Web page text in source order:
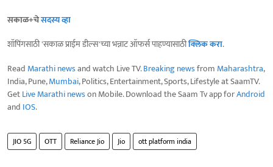
सकाळ+चेसदस्य व्हा
शॉपिंगसाठी 'सकाळ प्राईम डील्स'च्या भन्नाट ऑफर्स पाहण्यासाठीक्लिक करा.
Read Marathi newsand watch Live TV.Breaking newsfrom Maharashtra,
India, Pune,Mumbai, Politics, Entertainment, Sports, Lifestyle at SaamTV.
GetLive Marathi newson Mobile. Download the Saam Tv app forAndroid
and IOS.
JIO 5G OTT Reliance Jio Jio ott platform india